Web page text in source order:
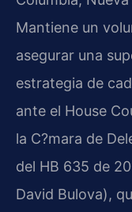
Mantiene un
asegurar una
estrategia de
ante el House
la C?mara de
del HB 635 de
David Bulova),